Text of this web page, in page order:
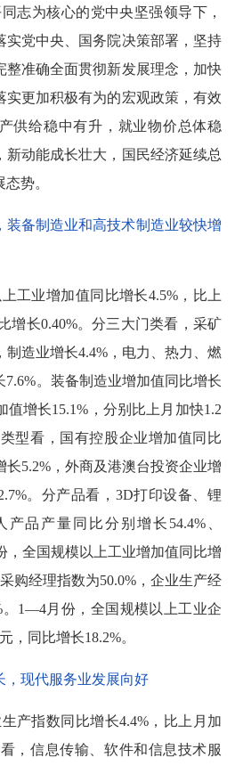
志为核心的党中央坚强领导下，
实党中央、国务院决策部署，坚持
整准确全面贯彻新发展理念，加快
实更加积极有为的宏观政策，有效
供给稳中有升，就业物价总体稳
新动能成长壮大，国民经济延续总
势。
装备制造业和高技术制造业较快增
工业增加值同比增长4.5%，比上
增长0.40%。分三大门类看，采矿
制造业增长4.4%，电力、热力、燃
。装备制造业增加值同比增长
值增长15.1%，分别比上月加快1.2
型看，国有控股企业增加值同比
长5.2%，外商及港澳台投资企业增
。分产品看，3D打印设备、锂
品产量同比分别增长54.4%、
，全国规模以上工业增加值同比增
购经理指数为50.0%，企业生产经
。1—4月份，全国规模以上工业企
，同比增长18.2%。
，现代服务业发展向好
产指数同比增长4.4%，比上月加
，信息传输、软件和信息技术服